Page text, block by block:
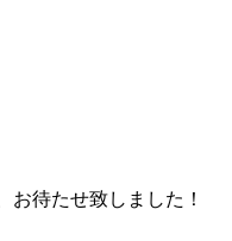
お待たせ致しました！